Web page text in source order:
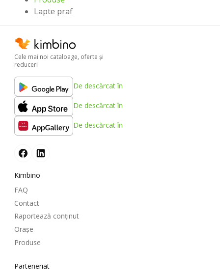
Lapte praf
Cele mai noi cataloage, oferte şi
reduceri
De descărcat în
De descărcat în
De descărcat în
Kimbino
FAQ
Contact
Raportează conținut
Oraşe
Produse
Parteneriat